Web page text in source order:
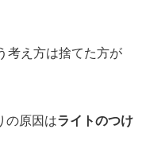
考え方は捨てた方が
の原因はライトのつけ